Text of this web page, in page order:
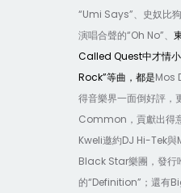
“Umi Says”、史奴比
演唱合聲的“Oh No”、
Called Quest中才情
Rock”等曲，都是Mos
得音樂界一面倒好評，
Common ，貢獻出得
Kweli邀約DJ Hi-Tek與
Black Star樂團，發行
的“Definition” ；還有